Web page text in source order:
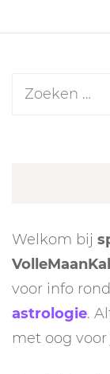
Zoeken
Welkom bij
voor info
astrologie.
met oog